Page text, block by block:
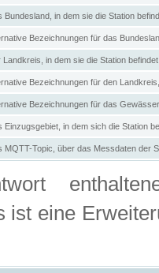
Bundesland, in dem sie die Station
Bezeichnungen für das
Landkreis, in dem sie die Station befindet
Bezeichnungen für den
Bezeichnungen für das
Einzugsgebiet, in dem sich die Station
MQTT-Topic, über das Messdaten der
ist eine